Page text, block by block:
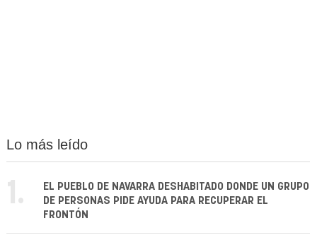
Lo más leído
1.
EL PUEBLO DE NAVARRA DESHABITADO DONDE UN GRUPO
DE PERSONAS PIDE AYUDA PARA RECUPERAR EL
FRONTÓN